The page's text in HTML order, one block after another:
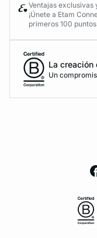
Ventajas exclusivas
¡Únete a Etam
primeros 100
La creación
Un